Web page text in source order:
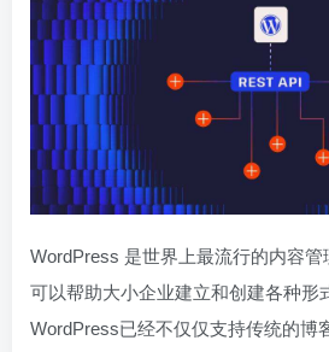
WordPress 是世界上最流行的内容管
可以帮助大小企业建立和创建各种形
WordPress已经不仅仅支持传统的博